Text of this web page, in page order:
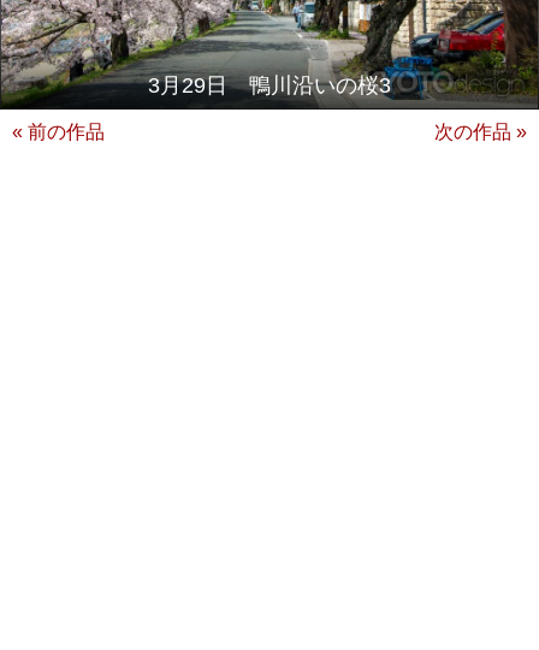
3月29日 鴨川沿いの桜3
« 前の作品 次の作品 »